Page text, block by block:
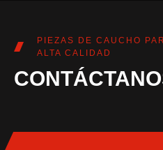
PIEZAS DE CAUCHO
ALTA CALIDAD